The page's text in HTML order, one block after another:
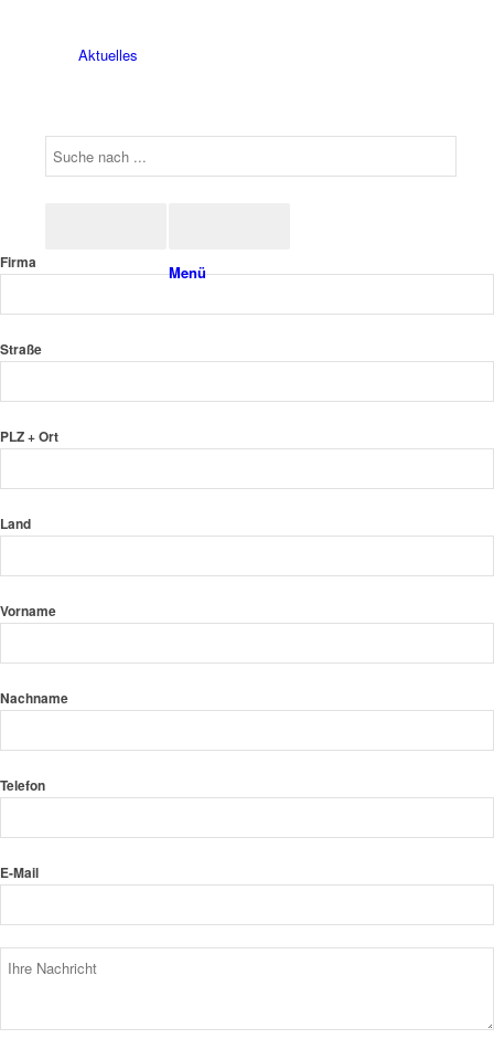
Aktuelles
Menü
Firma
Straße
PLZ + Ort
Land
Vorname
Nachname
Telefon
E-Mail